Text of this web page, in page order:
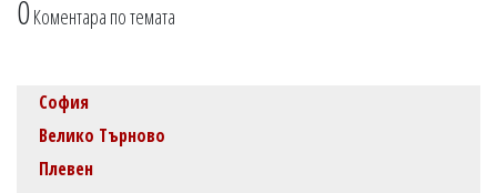
0Коментара по темата
София
Велико Търново
Плевен